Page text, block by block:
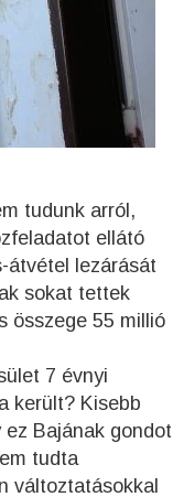
tudunk arról,
ellátó
átvétel lezárását
sokat tettek
összege 55 millió
7 évnyi
került? Kisebb
Bajának gondot
tudta
változtatásokkal